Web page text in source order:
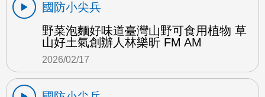
國防小尖兵
野菜泡麵好味道臺灣山野可食用植物 草
山好土氣創辦人林樂昕 FM AM
2026/02/17